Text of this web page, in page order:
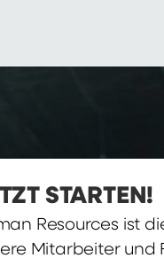
STARTEN!
Resources ist
Mitarbeiter und